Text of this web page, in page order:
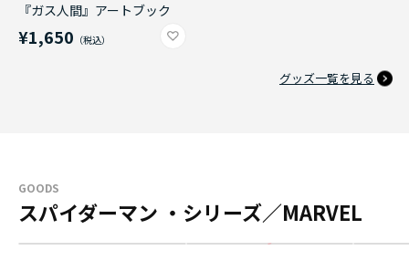
『ガス人間』アートブック
¥1,650
グッズ一覧を見る
GOODS
スパイダーマン ・シリーズ／MARVEL